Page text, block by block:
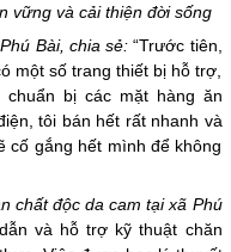
vững và cải thiện đời sống
Bài, chia sẻ: “Trước tiên,
một số trang thiết bị hỗ trợ,
bị các mặt hàng ăn
tôi bán hết rất nhanh và
cố gắng hết mình để không
chất độc da cam tại xã Phú
và hỗ trợ kỹ thuật chăn